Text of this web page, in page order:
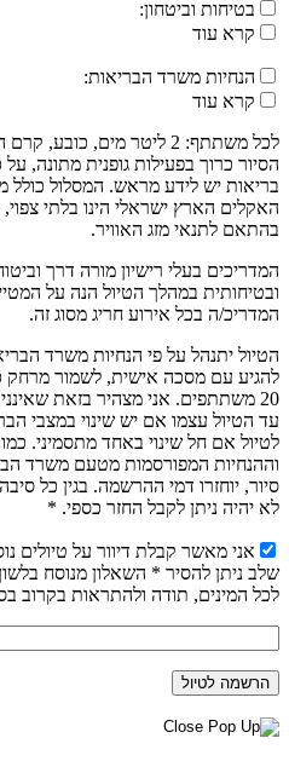
בטיחות וביטחון:
קרא עוד
הנחיות משרד הבריאות:
קרא עוד
לכל משתתף: 2 ליטר מים,
הסיור כרוך בפעילות גופנית מתונה,
בריאות יש לידע מראש. המסלול
האקלים הארץ ישראלי הינו בלתי צפוי,
בהתאם לתנאי מזג האוויר.
המדריכים בעלי רישיון מורה דרך
ובטיחותית במהלך הטיול הנה על
המדריכ/ה בכל אירוע חריג מסוג זה.
הטיול יתנהל על פי הנחיות משרד
להגיע עם מסכה אישית, לשמור מרחק
20 משתתפים. אני מצהיר בזאת
עד הטיול עצמו אם יש שינוי במצבי
לטיול אם חל שינוי באחד מתסמיני.
וההנחיות המפורסמות מטעם משרד
סיור, יוחזרו דמי ההרשמה. בגין כל
לא יהיה ניתן לקבל החזר כספי. *
אני מאשר קבלת דיוור על טיולים
שלב ניתן להסיר * השאלון מנוסח
לכל המינים, תודה ולהתראות בקרוב